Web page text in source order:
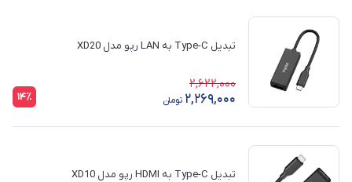
تبدیل Type-C به LAN رپو مدل XD20
2,622,000
2,269,000 تومان 14٪
تبدیل Type-C به HDMI رپو مدل XD10